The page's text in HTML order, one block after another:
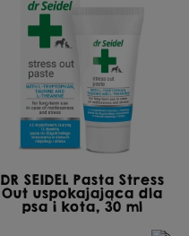
DR SEIDEL Pasta Stress
Out uspokajająca dla
psa i kota, 30 ml